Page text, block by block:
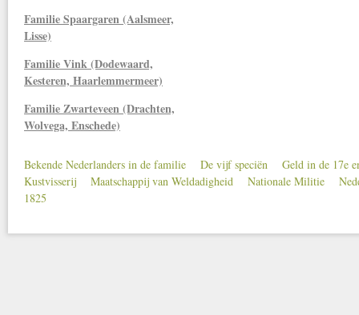
Familie Spaargaren (Aalsmeer,
Lisse)
Familie Vink (Dodewaard,
Kesteren, Haarlemmermeer)
Familie Zwarteveen (Drachten,
Wolvega, Enschede)
Secondary menu
Bekende Nederlanders in de familie De vijf speciën
Geld in de 17e
Kustvisserij
Maatschappij van Weldadigheid Nationale Militie
1825